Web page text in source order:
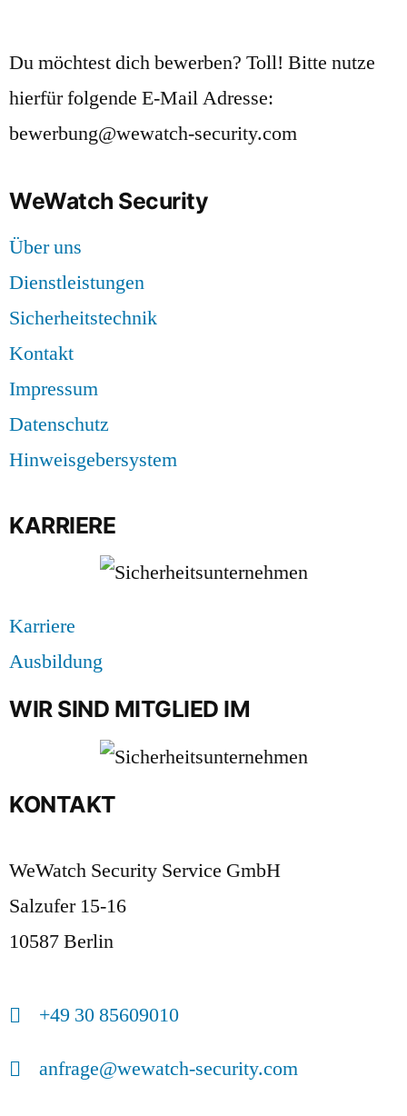
Du möchtest dich bewerben? Toll! Bitte nutze
hierfür folgende E-Mail Adresse:
bewerbung@wewatch-security.com
WeWatch Security
Über uns
Dienstleistungen
Sicherheitstechnik
Kontakt
Impressum
Datenschutz
Hinweisgebersystem
KARRIERE
Karriere
Ausbildung
WIR SIND MITGLIED IM
KONTAKT
WeWatch Security Service GmbH
Salzufer 15-16
10587 Berlin
+49 30 85609010
anfrage@wewatch-security.com